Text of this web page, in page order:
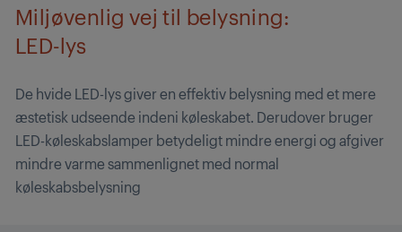
Miljøvenlig vej til belysning:
LED-lys
De hvide LED-lys giver en effektiv belysning med et mere
æstetisk udseende indeni køleskabet. Derudover bruger
LED-køleskabslamper betydeligt mindre energi og afgiver
mindre varme sammenlignet med normal
køleskabsbelysning